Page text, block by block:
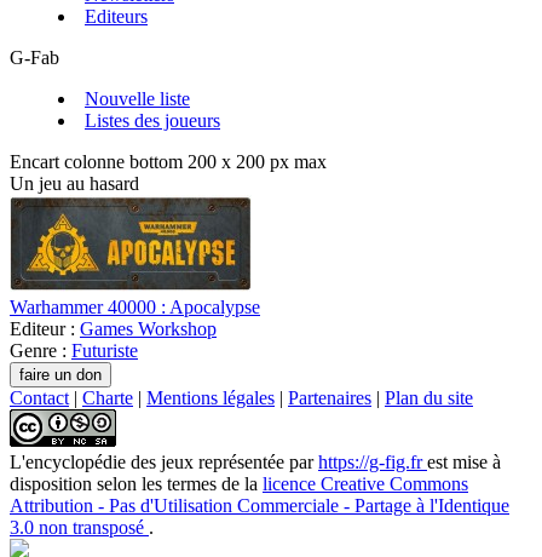
Editeurs
G-Fab
Nouvelle liste
Listes des joueurs
Encart colonne bottom 200 x 200 px max
Un jeu au hasard
Warhammer 40000 : Apocalypse
Editeur : Games Workshop
Genre : Futuriste
Contact | Charte | Mentions légales | Partenaires | Plan du site
L'encyclopédie des jeux représentée parhttps://g-fig.frest mise à
disposition selon les termes de la licence Creative Commons
Attribution - Pas d'Utilisation Commerciale - Partage à l'Identique
3.0 non transposé .